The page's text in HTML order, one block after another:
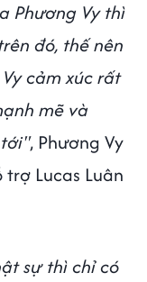
Phương Vy thì
đó, thế nên
cảm xúc rất
mẽ và
, Phương Vy
Lucas Luân
sự thì chỉ có